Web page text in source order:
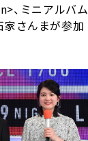
、ミニアルバム
家さんまが参加